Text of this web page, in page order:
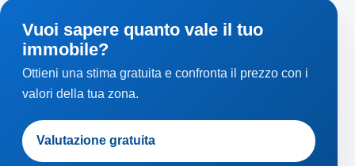
Vuoi sapere quanto vale il tuo
immobile?
Ottieni una stima gratuita e confronta il prezzo con i
valori della tua zona.
Valutazione gratuita